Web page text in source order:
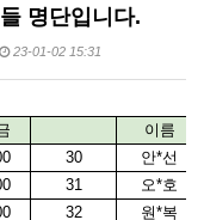
명단입니다.
23-01-02 15:31
이름
30
안*선
31
오*호
32
원*복